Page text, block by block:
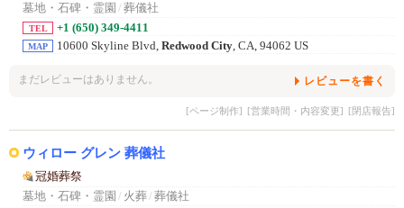
墓地・石碑・霊園 / 葬儀社
TEL +1 (650) 349-4411
MAP 10600 Skyline Blvd, Redwood City , CA, 94062 US
まだレビューはありません。 レビューを書く
[ページ制作] [営業時間・内容変更] [閉店報告]
ウィロー グレン 葬儀社
冠婚葬祭
墓地・石碑・霊園 / 火葬/ 葬儀社